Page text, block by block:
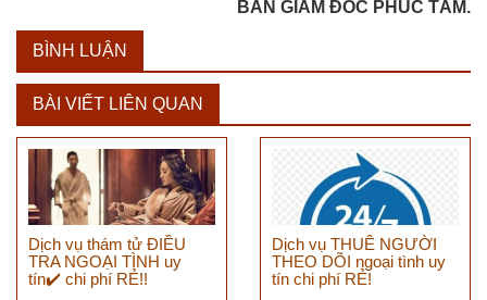
BAN GIÁM ĐỐC PHÚC TÂM.
BÌNH LUẬN
BÀI VIẾT LIÊN QUAN
Dịch vụ thám tử ĐIỀU
TRA NGOẠI TÌNH uy
tín✔️ chi phí RẺ!!
Dịch vụ THUÊ NGƯỜI
THEO DÕI ngoại tình uy
tín chi phí RẺ!